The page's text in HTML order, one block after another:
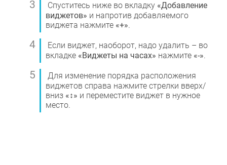
Спуститесь ниже во вкладку «Добавление
виджетов» и напротив добавляемого
виджета нажмите «+».
Если виджет, наоборот, надо удалить – во
вкладке «Виджеты на часах» нажмите «-».
Для изменение порядка расположения
виджетов справа нажмите стрелки вверх/
вниз «↕» и переместите виджет в нужное
место.